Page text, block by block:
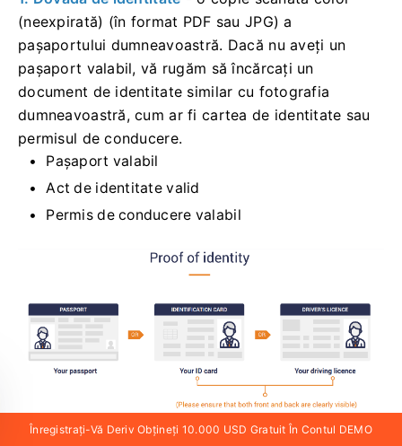
(neexpirată) (în format PDF sau JPG) a
pașaportului dumneavoastră. Dacă nu aveți un
pașaport valabil, vă rugăm să încărcați un
document de identitate similar cu fotografia
dumneavoastră, cum ar fi cartea de identitate sau
permisul de conducere.
Pașaport valabil
Act de identitate valid
Permis de conducere valabil
Înregistrați-Vă Deriv Obțineți 10.000 USD Gratuit În Contul DEMO